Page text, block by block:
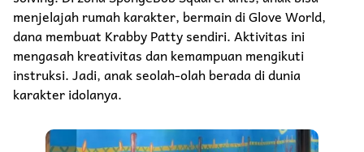
menjelajah rumah karakter, bermain di Glove World,
dana membuat Krabby Patty sendiri. Aktivitas ini
mengasah kreativitas dan kemampuan mengikuti
instruksi. Jadi, anak seolah-olah berada di dunia
karakter idolanya.